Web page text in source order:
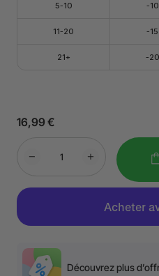
5-10 -10
11-20 -15
21+ -20
16,99 €
Découvrez plus